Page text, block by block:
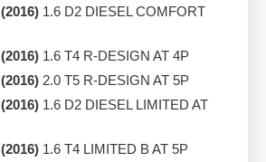
(2016) 1.6 D2 DIESEL COMFORT
(2016) 1.6 T4 R-DESIGN AT 4P
(2016) 2.0 T5 R-DESIGN AT 5P
(2016) 1.6 D2 DIESEL LIMITED AT
(2016) 1.6 T4 LIMITED B AT 5P